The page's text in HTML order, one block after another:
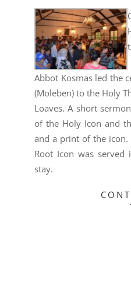
23
Abbot Kosmas led the
(Moleben) to the Holy
Loaves. A short
of the Holy Icon and
and a print of the icon.
Root Icon was
stay.